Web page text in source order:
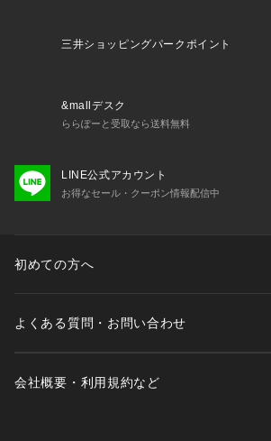
三井ショッピングパークポイント
&mallデスク
ららぽーと受取なら送料無料
LINE公式アカウント
お得なセール・クーポン情報配信中
初めての方へ
よくある質問・お問い合わせ
会社概要・利用規約など